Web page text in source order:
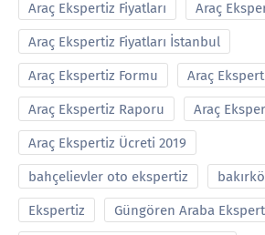
Araç Ekspertiz Fiyatları Araç
Araç Ekspertiz Fiyatları İstanbul
Araç Ekspertiz Formu Araç
Araç Ekspertiz Raporu Araç
Araç Ekspertiz Ücreti 2019
bahçelievler oto ekspertiz
Ekspertiz Güngören Araba